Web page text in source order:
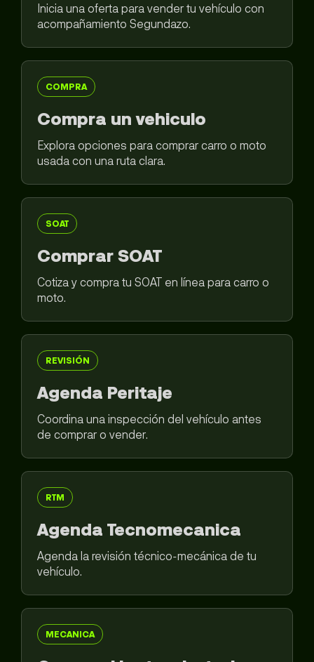
Inicia una oferta para vender tu vehículo con
acompañamiento Segundazo.
COMPRA
Compra un vehiculo
Explora opciones para comprar carro o moto
usada con una ruta clara.
SOAT
Comprar SOAT
Cotiza y compra tu SOAT en línea para carro o
moto.
REVISIÓN
Agenda Peritaje
Coordina una inspección del vehículo antes
de comprar o vender.
RTM
Agenda Tecnomecanica
Agenda la revisión técnico-mecánica de tu
vehículo.
MECANICA